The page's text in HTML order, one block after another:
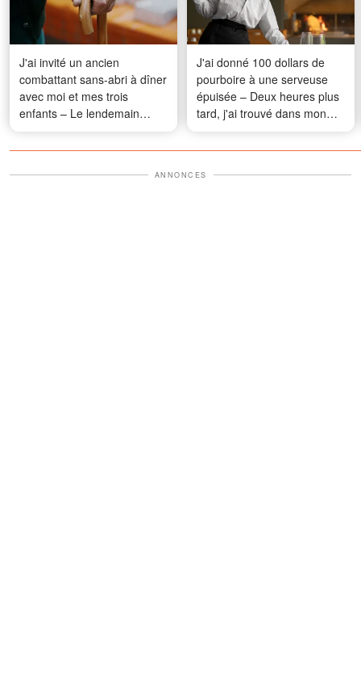
J'ai invité un ancien
combattant sans-abri à dîner
avec moi et mes trois
enfants – Le lendemain
matin, cinq voitures de police
ont encerclé ma maison
J'ai donné 100 dollars de
pourboire à une serveuse
épuisée – Deux heures plus
tard, j'ai trouvé dans mon
sac de plats à emporter
quelque chose que je n'étais
ANNONCES